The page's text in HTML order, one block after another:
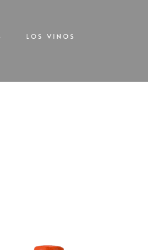
LOS VINOS